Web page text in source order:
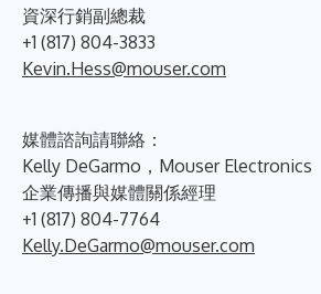
資深行銷副總裁
+1 (817) 804-3833
Kevin.Hess@mouser.com
媒體諮詢請聯絡：
Kelly DeGarmo，Mouser Electronics
企業傳播與媒體關係經理
+1 (817) 804-7764
Kelly.DeGarmo@mouser.com